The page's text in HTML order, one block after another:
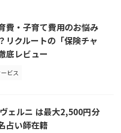
費・子育て費用のお悩み
リクルートの「保険チャ
底レビュー
ビス
ェルニ は最大2,500円分
占い師在籍